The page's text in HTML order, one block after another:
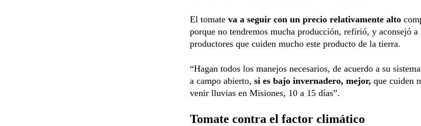
El tomate va a seguir con un precio relativamente alto
porque no tendremos mucha producción, refirió, y aconsejó a
productores que cuiden mucho este producto de la tierra.
“Hagan todos los manejos necesarios, de acuerdo a su
a campo abierto, si es bajo invernadero, mejor, que cuiden
venir lluvias en Misiones, 10 a 15 días”.
Tomate contra el factor climático